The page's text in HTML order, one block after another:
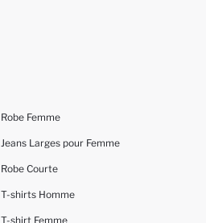
Robe Femme
Jeans Larges pour Femme
Robe Courte
T-shirts Homme
T-shirt Femme